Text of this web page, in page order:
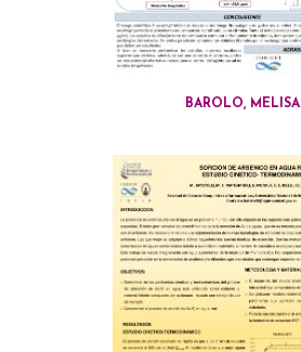
BAROLO, MELISA